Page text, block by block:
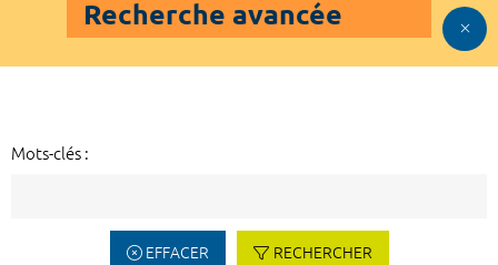
Recherche avancée
Mots-clés :
EFFACER RECHERCHER